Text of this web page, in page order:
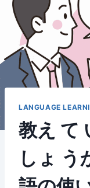
LANGUAGE
教え て
しょ う